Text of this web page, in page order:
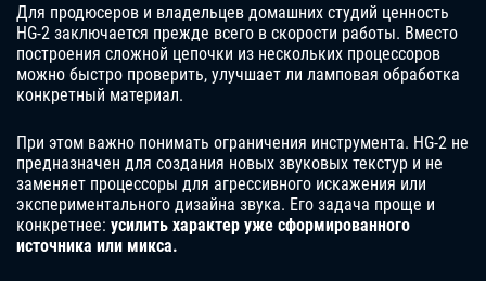
Для продюсеров и владельцев домашних студий ценность
HG-2 заключается прежде всего в скорости работы. Вместо
построения сложной цепочки из нескольких процессоров
можно быстро проверить, улучшает ли ламповая обработка
конкретный материал.
При этом важно понимать ограничения инструмента. HG-2 не
предназначен для создания новых звуковых текстур и не
заменяет процессоры для агрессивного искажения или
экспериментального дизайна звука. Его задача проще и
конкретнее: усилить характер уже сформированного
источника или микса.